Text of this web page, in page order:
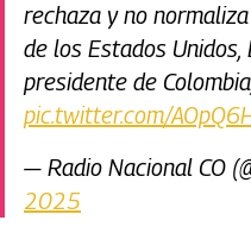
rechaza y no
de los Estados
presidente de
pic.twitter.com/
— Radio Nacional CO
2025